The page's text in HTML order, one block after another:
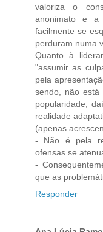
valoriza o
anonimato e a
facilmente se
perduram numa
Quanto à
"assumir as
pela
sendo, não
popularidade,
realidade
(apenas
- Não é pela
ofensas se
-
que as
Responder